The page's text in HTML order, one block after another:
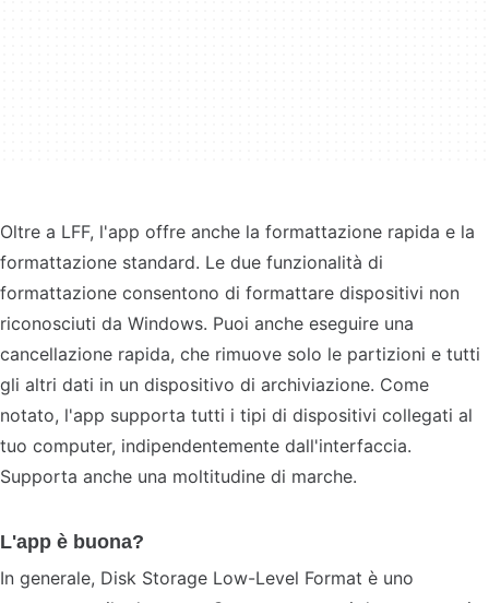
Oltre a LFF, l'app offre anche la formattazione rapida e la
formattazione standard. Le due funzionalità di
formattazione consentono di formattare dispositivi non
riconosciuti da Windows. Puoi anche eseguire una
cancellazione rapida, che rimuove solo le partizioni e tutti
gli altri dati in un dispositivo di archiviazione. Come
notato, l'app supporta tutti i tipi di dispositivi collegati al
tuo computer, indipendentemente dall'interfaccia.
Supporta anche una moltitudine di marche.
L'app è buona?
In generale, Disk Storage Low-Level Format è uno